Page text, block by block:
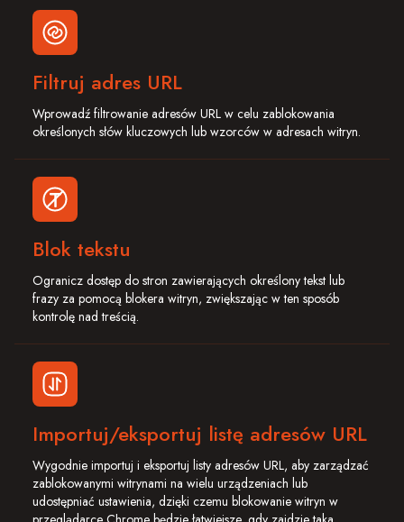
Filtruj adres URL
Wprowadź filtrowanie adresów URL w celu zablokowania
określonych słów kluczowych lub wzorców w adresach witryn.
Blok tekstu
Ogranicz dostęp do stron zawierających określony tekst lub
frazy za pomocą blokera witryn, zwiększając w ten sposób
kontrolę nad treścią.
Importuj/eksportuj listę adresów URL
Wygodnie importuj i eksportuj listy adresów URL, aby zarządzać
zablokowanymi witrynami na wielu urządzeniach lub
udostępniać ustawienia, dzięki czemu blokowanie witryn w